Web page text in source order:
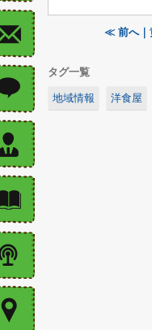
≪ 前へ｜
タグ一覧
地域情報 洋食屋